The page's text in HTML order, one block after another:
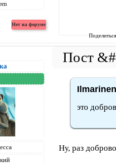
это
Ну, раз